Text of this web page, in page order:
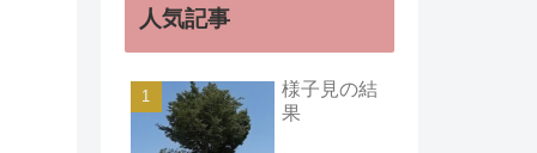
人気記事
様子見の結
果